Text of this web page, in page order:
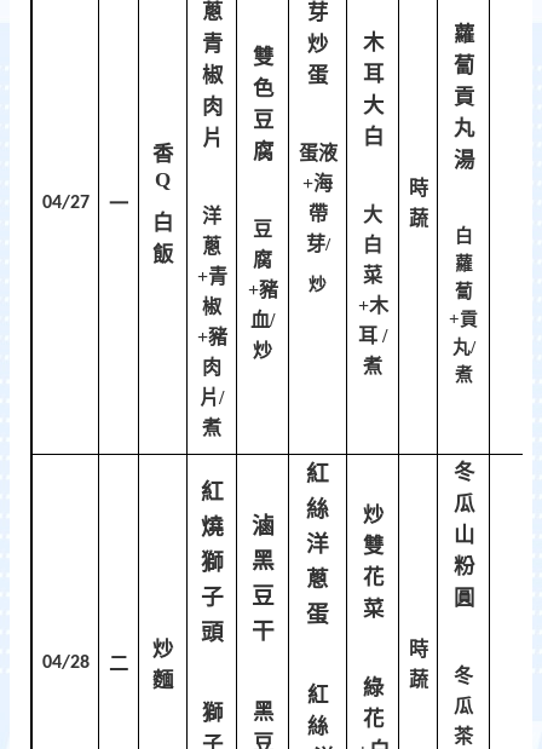
04/27 一
香
Q
白
飯
蔥
青
椒
肉
片
洋
蔥
+青
椒
+豬
肉
片/
煮
雙
色
豆
腐
豆
腐
+豬
血/
炒
芽
炒
蛋
蛋液
+海
帶
芽/
炒
木
耳
大
白
大
白
菜
+木
耳 /
煮
時
蔬
蘿
蔔
貢
丸
湯
白
蘿
蔔
+貢
丸/
煮
04/28 二
炒
麵
紅
燒
獅
子
頭
獅
滷
黑
豆
干
黑
豆
紅
絲
洋
蔥
蛋
紅
絲
炒
雙
花
菜
綠
花
時
蔬
冬
瓜
山
粉
圓
冬
瓜
茶